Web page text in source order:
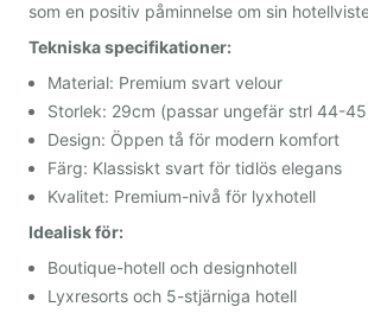
som en positiv påminnelse om sin
Tekniska specifikationer:
Material: Premium svart velour
Storlek: 29cm (passar ungefär strl 44-
Design: Öppen tå för modern komfort
Färg: Klassiskt svart för tidlös elegans
Kvalitet: Premium-nivå för lyxhotell
Idealisk för:
Boutique-hotell och designhotell
Lyxresorts och 5-stjärniga hotell